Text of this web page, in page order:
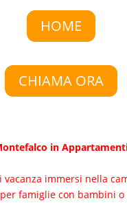
HOME
CHIAMA ORA
in
immersi nella
famiglie con bambini o